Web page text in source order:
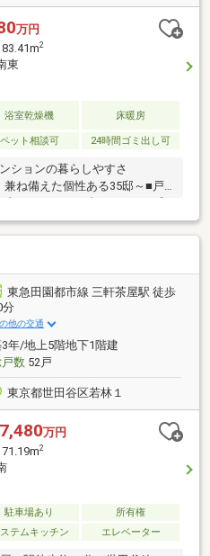
万円
2
東
浴室乾燥機 床暖房
ペット相談可 24時間ゴミ出し可
ションの暮らしやすさ
性ある35邸～■戸
■ペット飼育可能（規約の定め
有り≪暮らしを彩る充実の仕
■電気式床暖房■ビルトイン式
浴槽■雨の日に便利な浴室換気
二重床■オートロック・カラー
東急田園都市線 三軒茶屋駅 徒歩
分
他の交通
年/地上5階地下1階建
数52戸
東京都世田谷区若林１
万円
71.19m2
駐車場あり
所有権
テムキッチン エレベーター